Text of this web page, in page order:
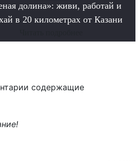
долина»: живи, работай и
в 20 километрах от Казани
содержащие